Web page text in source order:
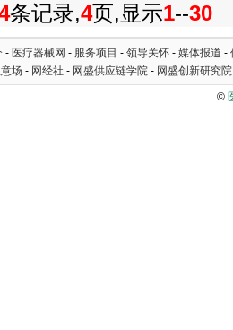
条记录,4页,显示1--30
- 医疗器械网 - 服务项目 - 领导关怀 - 媒体报道 -
场 - 网经社 - 网盛供应链学院 - 网盛创新研究院
©